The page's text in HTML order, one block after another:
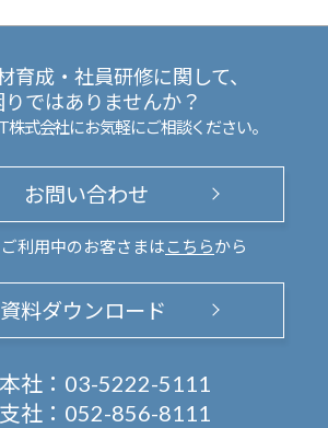
育成・社員研修に関して、
りではありませんか？
株式会社にお気軽にご相談ください。
お問い合わせ
利用中のお客さまは こちらから
資料ダウンロード
社： 03-5222-5111
社： 052-856-8111